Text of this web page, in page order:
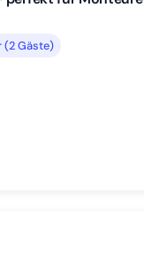
(2 Gäste)